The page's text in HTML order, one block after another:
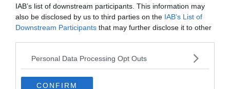
IAB’s list of downstream participants. This information may
also be disclosed by us to third parties on the IAB’s List of
Downstream Participants that may further disclose it to other
Personal Data Processing Opt Outs
CONFIRM
Da Bolzano alla Mongolia con una Panda
da 150 euro